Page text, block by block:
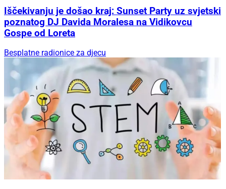
Iščekivanju je došao kraj: Sunset Party uz svjetski
poznatog DJ Davida Moralesa na Vidikovcu
Gospe od Loreta
Besplatne radionice za djecu